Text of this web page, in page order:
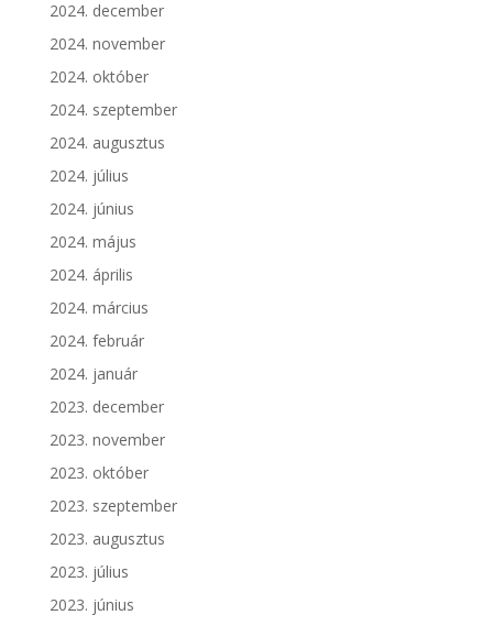
2024. december
2024. november
2024. október
2024. szeptember
2024. augusztus
2024. július
2024. június
2024. május
2024. április
2024. március
2024. február
2024. január
2023. december
2023. november
2023. október
2023. szeptember
2023. augusztus
2023. július
2023. június